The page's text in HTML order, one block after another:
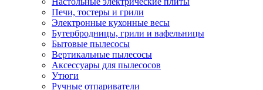
Печи, тостеры и грили
Электронные кухонные весы
Бутербродницы, грили и вафельницы
Бытовые пылесосы
Вертикальные пылесосы
Аксессуары для пылесосов
Утюги
Ручные отпариватели